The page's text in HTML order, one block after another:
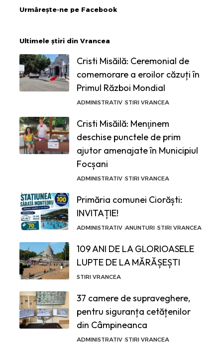
Urmărește-ne pe Facebook
Ultimele știri din Vrancea
Cristi Misăilă: Ceremonial de
comemorare a eroilor căzuți în
Primul Război Mondial
ADMINISTRATIV STIRI VRANCEA
Cristi Misăilă: Menţinem
deschise punctele de prim
ajutor amenajate în Municipiul
Focșani
ADMINISTRATIV STIRI VRANCEA
Primăria comunei Ciorăști:
INVITAȚIE!
ADMINISTRATIV ANUNTURI STIRI VRANCEA
109 ANI DE LA GLORIOASELE
LUPTE DE LA MĂRĂȘEȘTI
STIRI VRANCEA
37 camere de supraveghere,
pentru siguranța cetățenilor
din Câmpineanca
ADMINISTRATIV STIRI VRANCEA